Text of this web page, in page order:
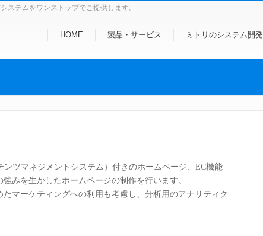
ステムをワンストップでご提供します。
HOME 製品・サービス ミトリのシステム開発
ツマネジメントシステム）付きのホームページ、EC機能
みを生かしたホームページの制作を行います。
マーケティングへの利用も考慮し、分析用のアナリティク